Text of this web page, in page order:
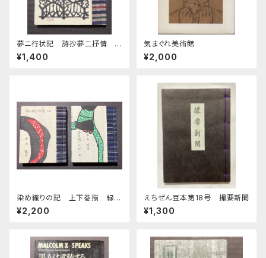
夢ニ行状記 詩抄夢二抒情
緑の笛豆本第26期第102集
¥1,400
気まぐれ美術館
¥2,000
染め織りの記 上下巻揃 緑の
笛豆本第32期第126・127集
¥2,200
えちぜん豆本第18号 撮要新聞
¥1,300